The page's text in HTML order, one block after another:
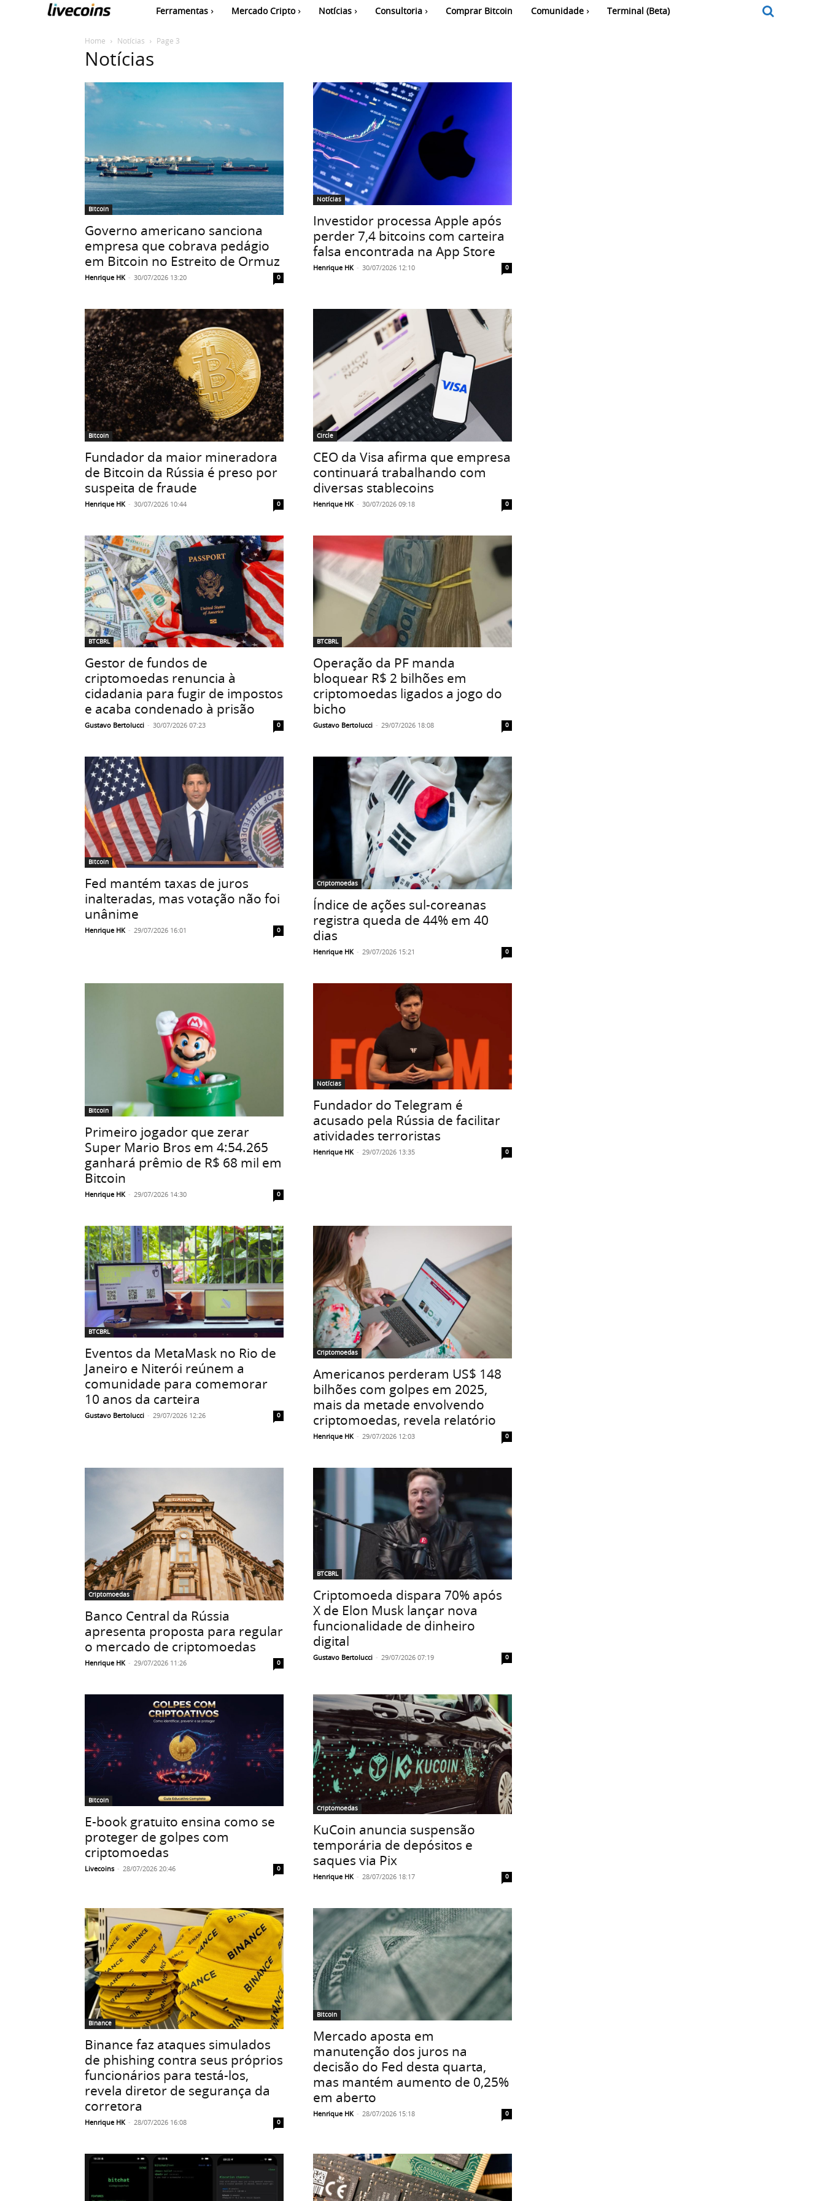
Ferramentas Mercado Cripto Notícias Consultoria Comprar Bitcoin Comunidade Terminal (Beta)
Home Notícias Page 3
Notícias
Bitcoin
Governo americano sanciona
empresa que cobrava pedágio
em Bitcoin no Estreito de Ormuz
Henrique HK - 30/07/2026 13:20 0
Notícias
Investidor processa Apple após
perder 7,4 bitcoins com carteira
falsa encontrada na App Store
Henrique HK - 30/07/2026 12:10 0
Bitcoin
Fundador da maior mineradora
de Bitcoin da Rússia é preso por
suspeita de fraude
Henrique HK - 30/07/2026 10:44 0
Circle
CEO da Visa afirma que empresa
continuará trabalhando com
diversas stablecoins
Henrique HK - 30/07/2026 09:18 0
BTCBRL
Gestor de fundos de
criptomoedas renuncia à
cidadania para fugir de impostos
e acaba condenado à prisão
Gustavo Bertolucci - 30/07/2026 07:23 0
BTCBRL
Operação da PF manda
bloquear R$ 2 bilhões em
criptomoedas ligados a jogo do
bicho
Gustavo Bertolucci - 29/07/2026 18:08 0
Bitcoin
Fed mantém taxas de juros
inalteradas, mas votação não foi
unânime
Henrique HK - 29/07/2026 16:01 0
Criptomoedas
Índice de ações sul-coreanas
registra queda de 44% em 40
dias
Henrique HK - 29/07/2026 15:21 0
Bitcoin
Primeiro jogador que zerar
Super Mario Bros em 4:54.265
ganhará prêmio de R$ 68 mil em
Bitcoin
Henrique HK - 29/07/2026 14:30 0
Notícias
Fundador do Telegram é
acusado pela Rússia de facilitar
atividades terroristas
Henrique HK - 29/07/2026 13:35 0
BTCBRL
Eventos da MetaMask no Rio de
Janeiro e Niterói reúnem a
comunidade para comemorar
10 anos da carteira
Gustavo Bertolucci - 29/07/2026 12:26 0
Criptomoedas
Americanos perderam US$ 148
bilhões com golpes em 2025,
mais da metade envolvendo
criptomoedas, revela relatório
Henrique HK - 29/07/2026 12:03 0
Criptomoedas
Banco Central da Rússia
apresenta proposta para regular
o mercado de criptomoedas
Henrique HK - 29/07/2026 11:26 0
BTCBRL
Criptomoeda dispara 70% após
X de Elon Musk lançar nova
funcionalidade de dinheiro
digital
Gustavo Bertolucci - 29/07/2026 07:19 0
Bitcoin
E-book gratuito ensina como se
proteger de golpes com
criptomoedas
Livecoins - 28/07/2026 20:46 0
Criptomoedas
KuCoin anuncia suspensão
temporária de depósitos e
saques via Pix
Henrique HK - 28/07/2026 18:17 0
Binance
Binance faz ataques simulados
de phishing contra seus próprios
funcionários para testá-los,
revela diretor de segurança da
corretora
Henrique HK - 28/07/2026 16:08 0
Bitcoin
Mercado aposta em
manutenção dos juros na
decisão do Fed desta quarta,
mas mantém aumento de 0,25%
em aberto
Henrique HK - 28/07/2026 15:18 0